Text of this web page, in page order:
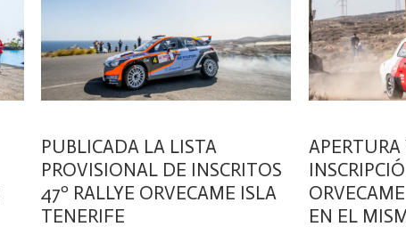
PUBLICADA LA LISTA
PROVISIONAL DE INSCRITOS
47º RALLYE ORVECAME ISLA
TENERIFE
APERTURA
EN EL